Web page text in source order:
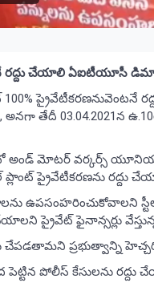
రద్దు చేయాలి ఏఐటీయూసీ
100% ప్రైవేటీకరణనువెంటనే
తేదీ 03.04.2021న
అండ్ మోటర్ వర్కర్స్
ప్లాంట్ ప్రైవేటీకరణను
ఉపసంహరించుకోవాలని
ప్రైవేట్ ఫైనాన్సర్లు
ప్రభుత్వాన్ని
పోలీస్ కేసులను రద్దు